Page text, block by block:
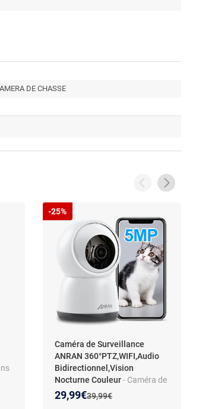
DE CHASSE
Caméra de Surveillance
ANRAN 360°PTZ,WIFI,Audio
Bidirectionnel,Vision
Nocturne Couleur- Caméra de
Surveillance WiFi intérieure
5MP UHD 360° - ANRAN -
Ancien prix :
39,99€
Nouveau prix :
29,99€
Réduction de :
-25%